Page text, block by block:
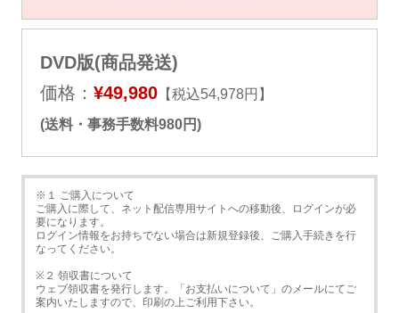
DVD版(商品発送)
価格： ¥49,980【税込54,978円】
(送料・事務手数料980円)
※１ ご購入について
ご購入に際して、ネット配信専用サイトへの移動後、ログインが必
要になります。
ログイン情報をお持ちでない場合は新規登録後、ご購入手続きを行
なってください。
※２ 領収書について
ウェブ領収書を発行します。「お支払いについて」のメールにてご
案内いたしますので、印刷の上ご利用下さい。